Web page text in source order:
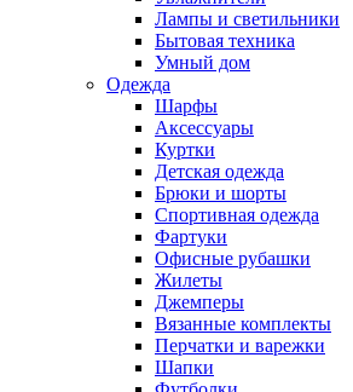
Лампы и светильники
Бытовая техника
Умный дом
Одежда
Шарфы
Аксессуары
Куртки
Детская одежда
Брюки и шорты
Спортивная одежда
Фартуки
Офисные рубашки
Жилеты
Джемперы
Вязанные комплекты
Перчатки и варежки
Шапки